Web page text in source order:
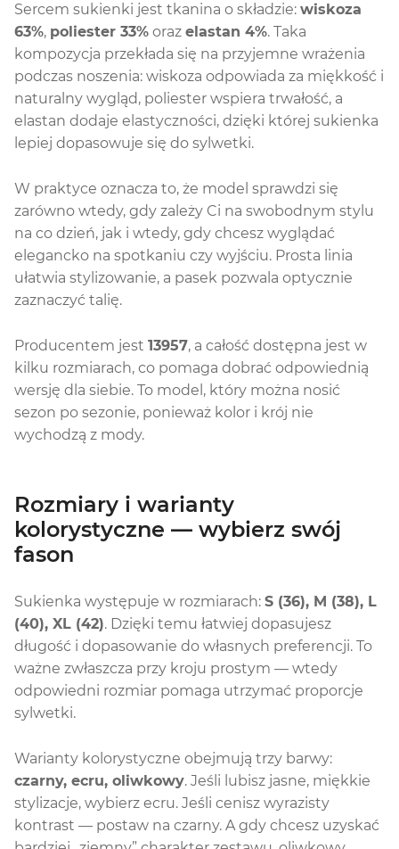
Sercem sukienki jest tkanina o składzie: wiskoza
63%, poliester 33% oraz elastan 4%. Taka
kompozycja przekłada się na przyjemne wrażenia
podczas noszenia: wiskoza odpowiada za miękkość i
naturalny wygląd, poliester wspiera trwałość, a
elastan dodaje elastyczności, dzięki której sukienka
lepiej dopasowuje się do sylwetki.
W praktyce oznacza to, że model sprawdzi się
zarówno wtedy, gdy zależy Ci na swobodnym stylu
na co dzień, jak i wtedy, gdy chcesz wyglądać
elegancko na spotkaniu czy wyjściu. Prosta linia
ułatwia stylizowanie, a pasek pozwala optycznie
zaznaczyć talię.
Producentem jest 13957, a całość dostępna jest w
kilku rozmiarach, co pomaga dobrać odpowiednią
wersję dla siebie. To model, który można nosić
sezon po sezonie, ponieważ kolor i krój nie
wychodzą z mody.
Rozmiary i warianty
kolorystyczne — wybierz swój
fason
Sukienka występuje w rozmiarach: S (36), M (38), L
(40), XL (42). Dzięki temu łatwiej dopasujesz
długość i dopasowanie do własnych preferencji. To
ważne zwłaszcza przy kroju prostym — wtedy
odpowiedni rozmiar pomaga utrzymać proporcje
sylwetki.
Warianty kolorystyczne obejmują trzy barwy:
czarny, ecru, oliwkowy. Jeśli lubisz jasne, miękkie
stylizacje, wybierz ecru. Jeśli cenisz wyrazisty
kontrast — postaw na czarny. A gdy chcesz uzyskać